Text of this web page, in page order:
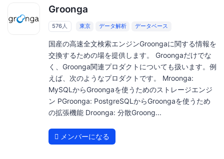
Groonga
576人 東京 データ解析 データベース
国産の高速全文検索エンジンGroongaに関する情報を
交換するための場を提供します。 Groongaだけでな
く、Groonga関連プロダクトについても扱います。例
えば、次のようなプロダクトです。 Mroonga:
MySQLからGroongaを使うためのストレージエンジ
ン PGroonga: PostgreSQLからGroongaを使うため
の拡張機能 Droonga: 分散Groong...
メンバーになる